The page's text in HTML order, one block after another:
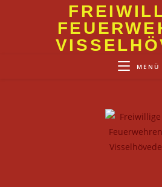
MENÜ